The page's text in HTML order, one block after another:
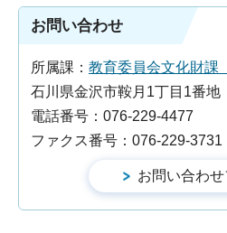
お問い合わせ
所属課： 教育委員会文化財課
石川県金沢市鞍月1丁目1番地
電話番号：076-229-4477
ファクス番号：076-229-3731